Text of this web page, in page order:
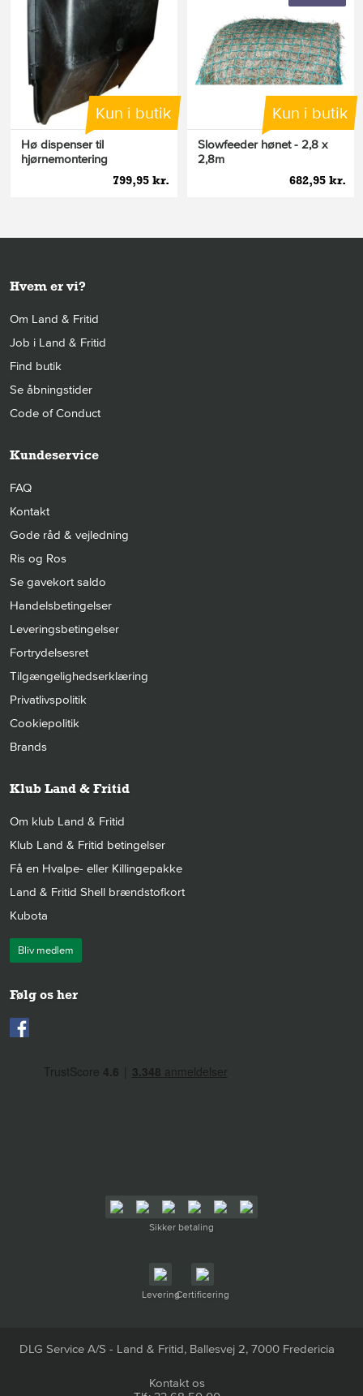
Kun i butik
Hø dispenser til
hjørnemontering
799,95 kr.
Kun i butik
Slowfeeder hønet - 2,8 x
2,8m
682,95 kr.
Hvem er vi?
Om Land & Fritid
Job i Land & Fritid
Find butik
Se åbningstider
Code of Conduct
Kundeservice
FAQ
Kontakt
Gode råd & vejledning
Ris og Ros
Se gavekort saldo
Handelsbetingelser
Leveringsbetingelser
Fortrydelsesret
Tilgængelighedserklæring
Privatlivspolitik
Cookiepolitik
Brands
Klub Land & Fritid
Om klub Land & Fritid
Klub Land & Fritid betingelser
Få en Hvalpe- eller Killingepakke
Land & Fritid Shell brændstofkort
Kubota
Bliv medlem
Følg os her
Sikker betaling
LeveringCertificering
DLG Service A/S - Land & Fritid, Ballesvej 2, 7000 Fredericia
Kontakt os